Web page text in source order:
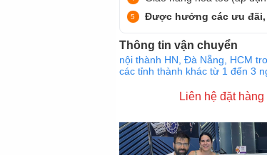
Được hưởng các ưu đãi,
Thông tin vận chuyển
nội thành HN, Đà Nẵng, HCM
các tỉnh thành khác từ 1 đến 3
Liên hệ đặt hàng